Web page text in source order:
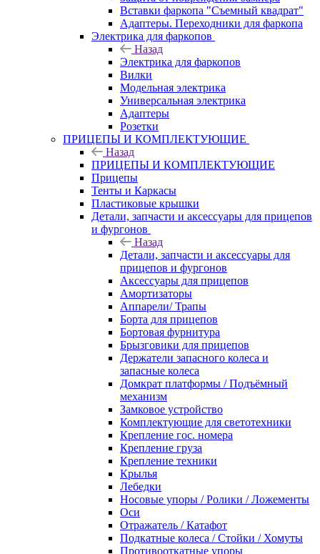
Вставки фаркопа "Съемный квадрат"
Адаптеры. Переходники для фаркопа
Электрика для фаркопов
Назад
Электрика для фаркопов
Вилки
Модельная электрика
Универсальная электрика
Адаптеры
Розетки
ПРИЦЕПЫ И КОМПЛЕКТУЮЩИЕ
Назад
ПРИЦЕПЫ И КОМПЛЕКТУЮЩИЕ
Прицепы
Тенты и Каркасы
Пластиковые крышки
Детали, запчасти и аксессуары для прицепов
и фургонов
Назад
Детали, запчасти и аксессуары для
прицепов и фургонов
Аксессуары для прицепов
Амортизаторы
Аппарели/ Трапы
Борта для прицепов
Бортовая фурнитура
Брызговики для прицепов
Держатели запасного колеса и
запасные колеса
Домкрат платформы / Подъёмный
механизм
Замковое устройство
Комплектующие для светотехники
Крепление гос. номера
Крепление груза
Крепление техники
Крылья
Лебедки
Носовые упоры / Ролики / Ложементы
Оси
Отражатель / Катафот
Подкатные колеса / Стойки / Хомуты
Противооткатные упоры